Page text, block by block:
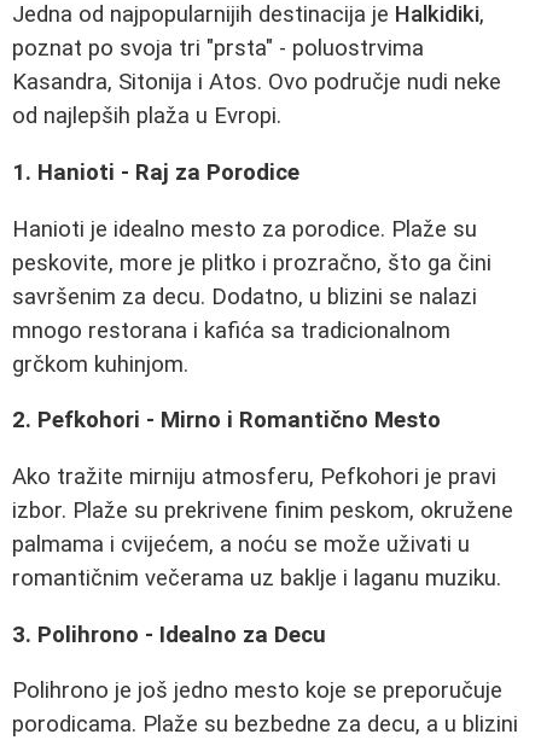
Jedna od najpopularnijih destinacija je Halkidiki,
poznat po svoja tri "prsta" - poluostrvima
Kasandra, Sitonija i Atos. Ovo područje nudi neke
od najlepših plaža u Evropi.
1. Hanioti - Raj za Porodice
Hanioti je idealno mesto za porodice. Plaže su
peskovite, more je plitko i prozračno, što ga čini
savršenim za decu. Dodatno, u blizini se nalazi
mnogo restorana i kafića sa tradicionalnom
grčkom kuhinjom.
2. Pefkohori - Mirno i Romantično Mesto
Ako tražite mirniju atmosferu, Pefkohori je pravi
izbor. Plaže su prekrivene finim peskom, okružene
palmama i cvijećem, a noću se može uživati u
romantičnim večerama uz baklje i laganu muziku.
3. Polihrono - Idealno za Decu
Polihrono je još jedno mesto koje se preporučuje
porodicama. Plaže su bezbedne za decu, a u blizini